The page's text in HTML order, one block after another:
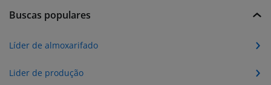
Buscas populares
Líder de almoxarifado
Lider de produção